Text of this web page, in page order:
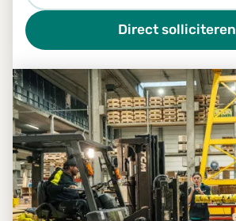
Direct solliciteren